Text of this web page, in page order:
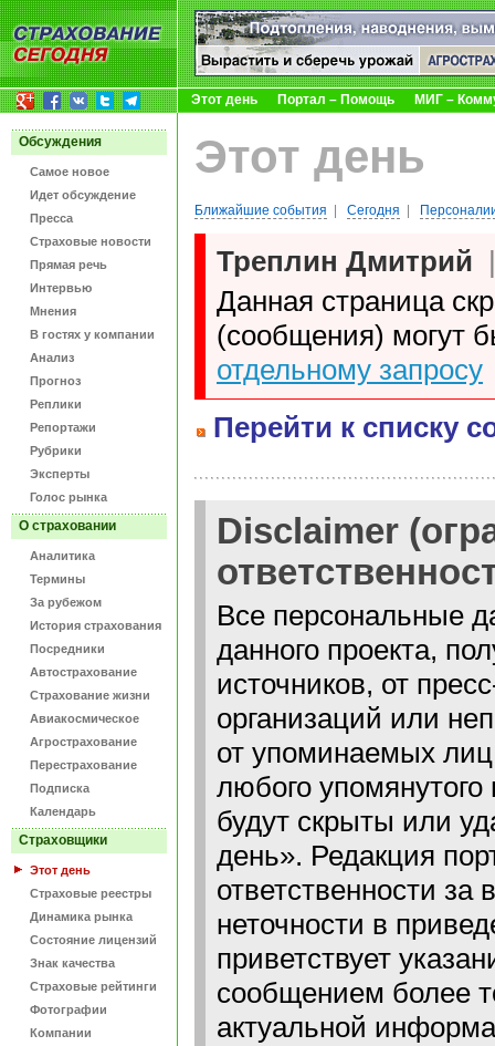
Этот день Портал – Помощь МИГ –
Обсуждения
Самое новое
Идет обсуждение
Пресса
Страховые новости
Прямая речь
Интервью
Мнения
В гостях у компании
Анализ
Прогноз
Реплики
Репортажи
Рубрики
Эксперты
Голос рынка
О страховании
Аналитика
Термины
За рубежом
История страхования
Посредники
Автострахование
Страхование жизни
Авиакосмическое
Агрострахование
Перестрахование
Подписка
Календарь
Страховщики
Этот день
Страховые реестры
Динамика рынка
Состояние лицензий
Знак качества
Страховые рейтинги
Фотографии
Компании
Этот день
Ближайшие события Сегодня
Треплин Дмитрий |
Данная страница
(сообщения) могут
отдельному запросу
Перейти к списку
Disclaimer
Все персональные
данного проекта,
источников, от
организаций или
от упоминаемых
любого
будут скрыты или
день». Редакция
ответственности
неточности в
приветствует
сообщением более
актуальной